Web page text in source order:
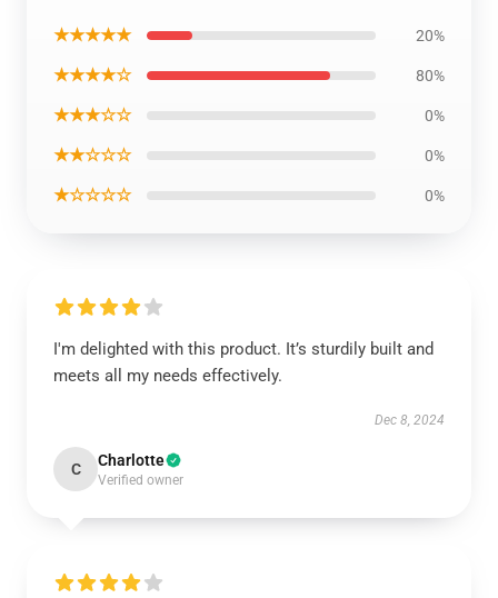
★★★★★ 20%
★★★★☆ 80%
★★★☆☆ 0%
★★☆☆☆ 0%
★☆☆☆☆ 0%
I'm delighted with this product. It’s sturdily built and
meets all my needs effectively.
Dec 8, 2024
C Charlotte
Verified owner